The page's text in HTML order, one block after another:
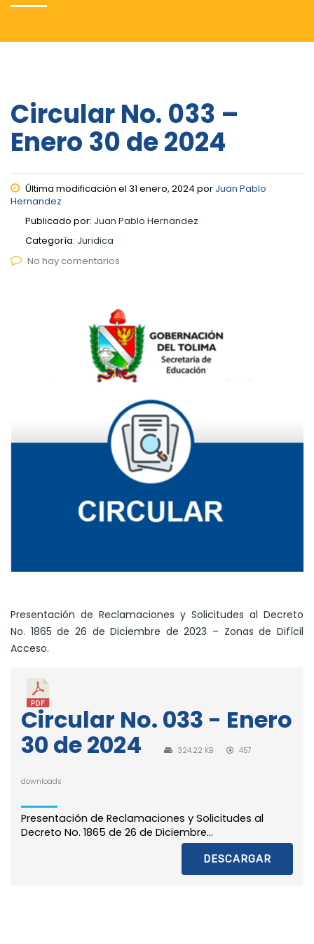
Circular No. 033 –
Enero 30 de 2024
Última modificación el 31 enero, 2024 por Juan Pablo
Hernandez
Publicado por: Juan Pablo Hernandez
Categoría: Juridica
No hay comentarios
Presentación de Reclamaciones y Solicitudes al Decreto
No. 1865 de 26 de Diciembre de 2023 – Zonas de Difícil
Acceso.
Circular No. 033 - Enero
30 de 2024
324.22 KB 457
downloads
Presentación de Reclamaciones y Solicitudes al
Decreto No. 1865 de 26 de Diciembre...
DESCARGAR